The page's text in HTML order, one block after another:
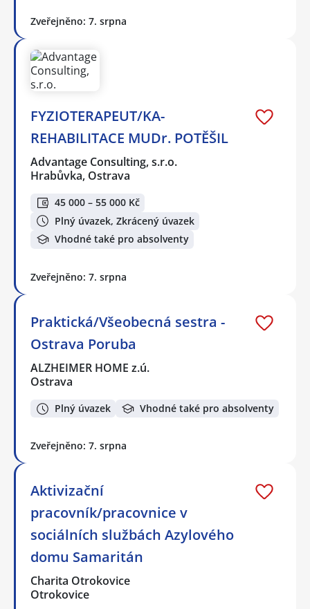
Zveřejněno: 7. srpna
FYZIOTERAPEUT/KA-
REHABILITACE MUDr. POTĚŠIL
Advantage Consulting, s.r.o.
Hrabůvka, Ostrava
45 000 – 55 000 Kč
Plný úvazek, Zkrácený úvazek
Vhodné také pro absolventy
Zveřejněno: 7. srpna
Praktická/Všeobecná sestra -
Ostrava Poruba
ALZHEIMER HOME z.ú.
Ostrava
Plný úvazek Vhodné také pro absolventy
Zveřejněno: 7. srpna
Aktivizační
pracovník/pracovnice v
sociálních službách Azylového
domu Samaritán
Charita Otrokovice
Otrokovice